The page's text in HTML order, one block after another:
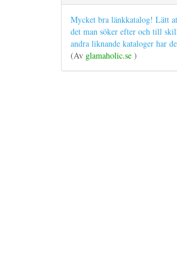
Mycket bra länkkatalog! Lätt
det man söker efter och till
andra liknande kataloger har
(Av glamaholic.se )